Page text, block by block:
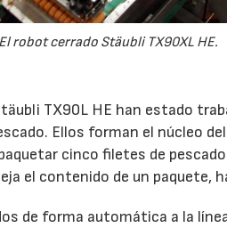
El robot cerrado Stäubli TX90XL HE.
TX90L HE han estado
Ellos forman el núcleo
cinco filetes de
el contenido de un paquete,
de forma automática a la